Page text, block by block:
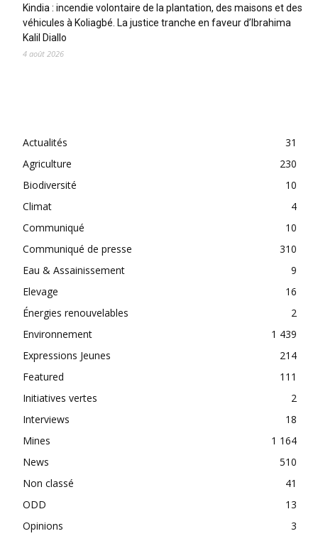
Kindia : incendie volontaire de la plantation, des maisons et des
véhicules à Koliagbé. La justice tranche en faveur d’Ibrahima
Kalil Diallo
4 août 2026
Actualités
31
Agriculture
230
Biodiversité
10
Climat
4
Communiqué
10
Communiqué de presse
310
Eau & Assainissement
9
Elevage
16
Énergies renouvelables
2
Environnement
1 439
Expressions Jeunes
214
Featured
111
Initiatives vertes
2
Interviews
18
Mines
1 164
News
510
Non classé
41
ODD
13
Opinions
3